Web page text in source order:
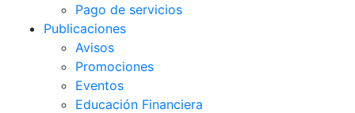
Pago de servicios
Publicaciones
Avisos
Promociones
Eventos
Educación Financiera